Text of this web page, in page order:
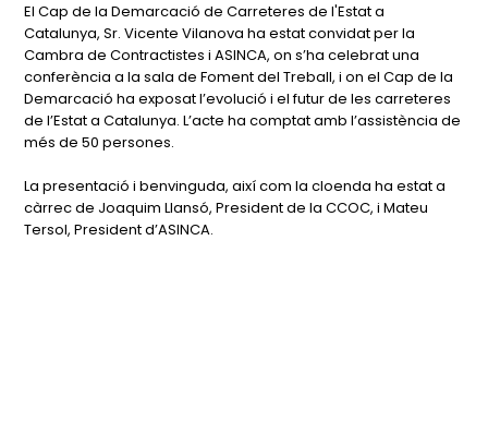
El Cap de la Demarcació de Carreteres de l'Estat a
Catalunya, Sr. Vicente Vilanova ha estat convidat per la
Cambra de Contractistes i ASINCA, on s’ha celebrat una
conferència a la sala de Foment del Treball, i on el Cap de la
Demarcació ha exposat l’evolució i el futur de les carreteres
de l’Estat a Catalunya. L’acte ha comptat amb l’assistència de
més de 50 persones.
La presentació i benvinguda, així com la cloenda ha estat a
càrrec de Joaquim Llansó, President de la CCOC, i Mateu
Tersol, President d’ASINCA.